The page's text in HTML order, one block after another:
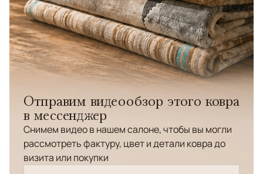
Отправим видеообзор этого ковра
в мессенджер
Снимем видео в нашем салоне, чтобы вы могли
рассмотреть фактуру, цвет и детали ковра до
визита или покупки